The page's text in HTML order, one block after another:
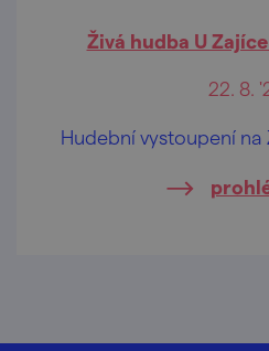
Živá hudba U
22. 8.
Hudební vystoupení na